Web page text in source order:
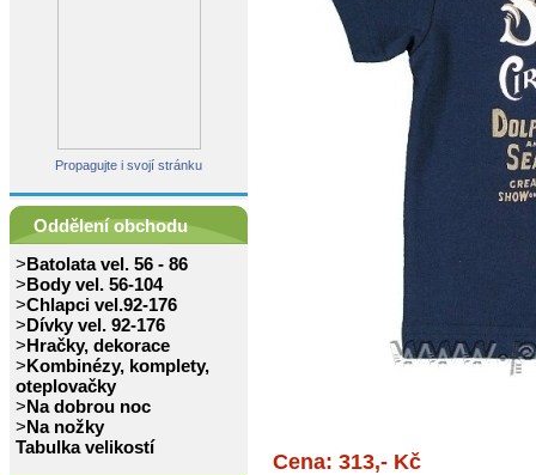
Propagujte i svojí stránku
Oddělení obchodu
>Batolata vel. 56 - 86
>Body vel. 56-104
>Chlapci vel.92-176
>Dívky vel. 92-176
>Hračky, dekorace
>Kombinézy, komplety,
oteplovačky
>Na dobrou noc
>Na nožky
Tabulka velikostí
Cena: 313,- Kč